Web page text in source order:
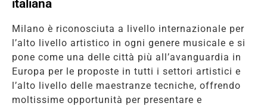
italiana
Milano è riconosciuta a livello internazionale per
l’alto livello artistico in ogni genere musicale e si
pone come una delle città più all’avanguardia in
Europa per le proposte in tutti i settori artistici e
l’alto livello delle maestranze tecniche, offrendo
moltissime opportunità per presentare e